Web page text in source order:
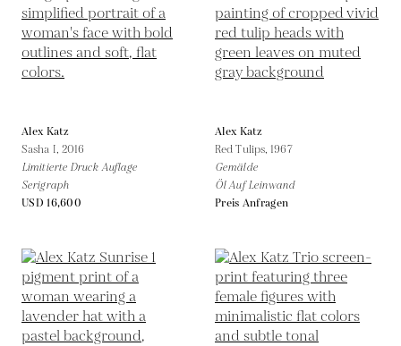
Alex Katz
Sasha I, 2016
Limitierte Druck Auflage
Serigraph
USD 16,600
Alex Katz
Red Tulips,1967
Gemälde
Öl Auf Leinwand
Preis Anfragen